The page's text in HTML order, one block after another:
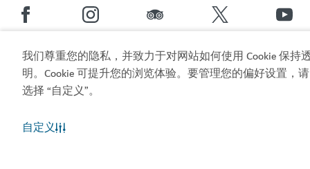
我们尊重您的隐私，并致力于对网站如何使用 Cookie 保持
明。Cookie 可提升您的浏览体验。要管理您的偏好设置，请
选择 “自定义”。
自定义
热门链接
实用信息
相关站点